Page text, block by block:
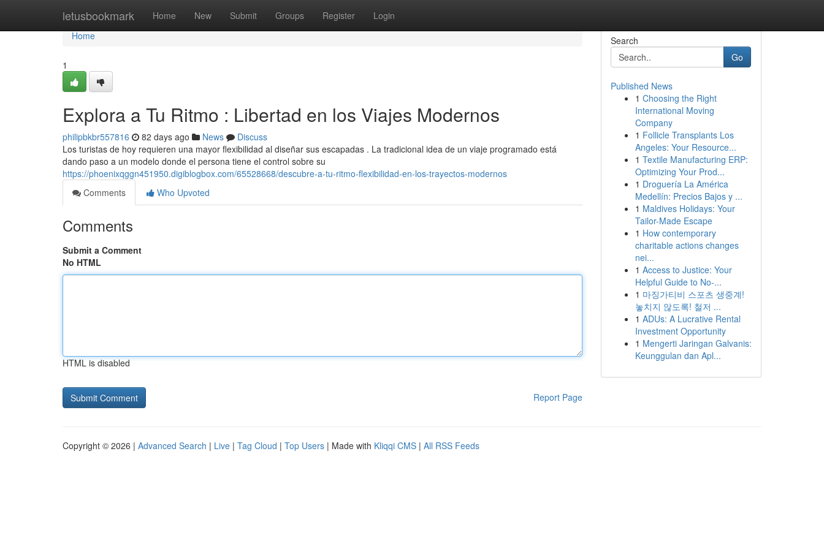
letusbookmark Home New Submit Groups Register Login
Home
Home
1
Explora a Tu Ritmo : Libertad en los Viajes Modernos
philipbkbr557816 82 days ago News
Discuss
Los turistas de hoy requieren una mayor flexibilidad al diseñar sus escapadas . La tradicional idea de un viaje programado está
dando paso a un modelo donde el persona tiene el control sobre su
https://phoenixqggn451950.digiblogbox.com/65528668/descubre-a-tu-ritmo-flexibilidad-en-los-trayectos-modernos
Comments
Who Upvoted
Comments
Submit a Comment
No HTML
HTML is disabled
Report Page
Search
Go
Published News
1 Choosing the Right
International Moving
Company
1 Follicle Transplants Los
Angeles: Your Resource...
1 Textile Manufacturing ERP:
Optimizing Your Prod...
1 Droguería La América
Medellín: Precios Bajos y ...
1 Maldives Holidays: Your
Tailor-Made Escape
1 How contemporary
charitable actions changes
nei...
1 Access to Justice: Your
Helpful Guide to No-...
1 마징가티비 스포츠 생중계!
놓치지 않도록! 철저 ...
1 ADUs: A Lucrative Rental
Investment Opportunity
1 Mengerti Jaringan Galvanis:
Keunggulan dan Apl...
Copyright © 2026 | Advanced Search | Live | Tag Cloud | Top Users | Made with Kliqqi CMS | All RSS Feeds